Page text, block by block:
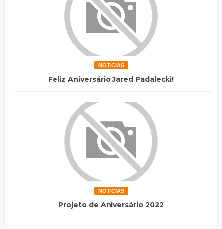
NOTÍCIAS
Feliz Aniversário Jared Padalecki!
NOTÍCIAS
Projeto de Aniversário 2022